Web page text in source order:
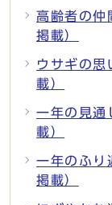
高齢者の
掲載）
ウサギの
載）
一年の見
載）
一年のふ
掲載）